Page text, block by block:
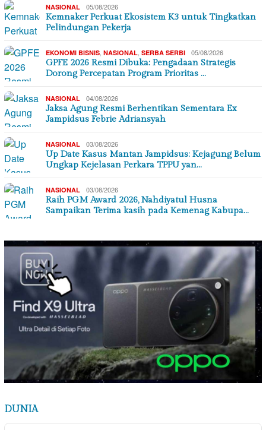
NASIONAL 05/08/2026
Kemnaker Perkuat Ekosistem K3 untuk Tingkatkan
Pelindungan Pekerja
EKONOMI BISNIS, NASIONAL, SERBA SERBI 05/08/2026
GPFE 2026 Resmi Dibuka: Pengadaan Strategis
Dorong Percepatan Program Prioritas …
NASIONAL 04/08/2026
Jaksa Agung Resmi Berhentikan Sementara Ex
Jampidsus Febrie Adriansyah
NASIONAL 03/08/2026
Up Date Kasus Mantan Jampidsus: Kejagung Belum
Ungkap Kejelasan Perkara TPPU yan…
NASIONAL 03/08/2026
Raih PGM Award 2026, Nahdiyatul Husna
Sampaikan Terima kasih pada Kemenag Kabupa…
DUNIA